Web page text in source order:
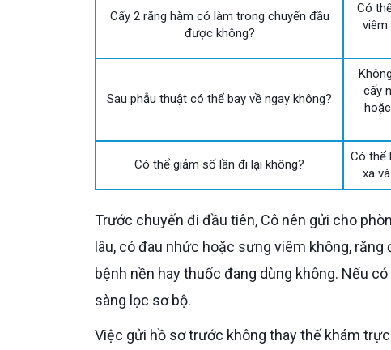
Cấy 2 răng hàm có làm trong chuyến đầu
được không?
Có
viêm
Sau phẫu thuật có thể bay về ngay không?
cấy
Có thể giảm số lần đi lại không?
Có thể
xa
Trước chuyến đi đầu tiên, Cô nên gửi cho phòng khám các thông tin cơ bản: Cô mất 2 răng nào, mất bao
lâu, có đau nhức hoặc sưng viêm không,
bệnh nền hay thuốc đang dùng không. Nếu
sàng lọc sơ bộ.
Việc gửi hồ sơ trước không thay thế khám trực tiếp, nhưng giúp bác sĩ dự kiến độ phức tạp. Nếu nghi ngờ